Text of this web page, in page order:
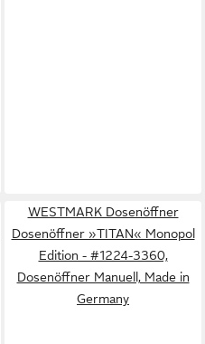
WESTMARK Dosenöffner
Dosenöffner »TITAN« Monopol
Edition - #1224-3360,
Dosenöffner Manuell, Made in
Germany